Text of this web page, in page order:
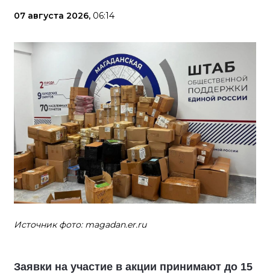
07 августа 2026, 06:14
Источник фото: magadan.er.ru
Заявки на участие в акции принимают до 15